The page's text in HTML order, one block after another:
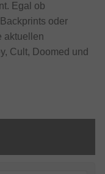
Egal ob
oder
aktuellen
Cult, Doomed und